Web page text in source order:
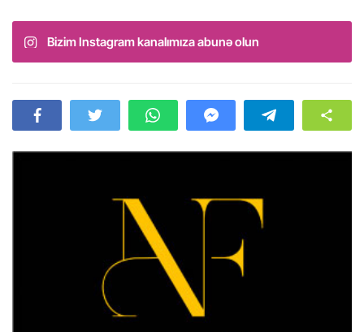
Bizim Instagram kanalımıza abunə olun